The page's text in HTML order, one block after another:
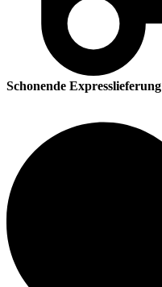
Schonende Expresslieferung